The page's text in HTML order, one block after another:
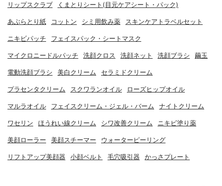
リップスクラブ くまとりシート(目元ケアシート・パック)
あぶらとり紙 コットン シミ用飲み薬 スキンケアトラベルセット
ニキビパッチ フェイスパック・シートマスク
マイクロニードルパッチ 洗顔クロス 洗顔ネット 洗顔ブラシ 繭玉
電動洗顔ブラシ 美白クリーム セラミドクリーム
プラセンタクリーム スクワランオイル ローズヒップオイル
マルラオイル フェイスクリーム・ジェル・バーム ナイトクリーム
ワセリン ほうれい線クリーム シワ改善クリーム ニキビ塗り薬
美顔ローラー 美顔スチーマー ウォーターピーリング
リフトアップ美顔器 小顔ベルト 毛穴吸引器 かっさプレート